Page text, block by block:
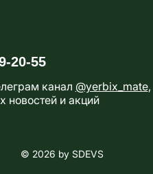
20-55
канал @yerbix_mate,
новостей и акций
© 2026 by SDEVS